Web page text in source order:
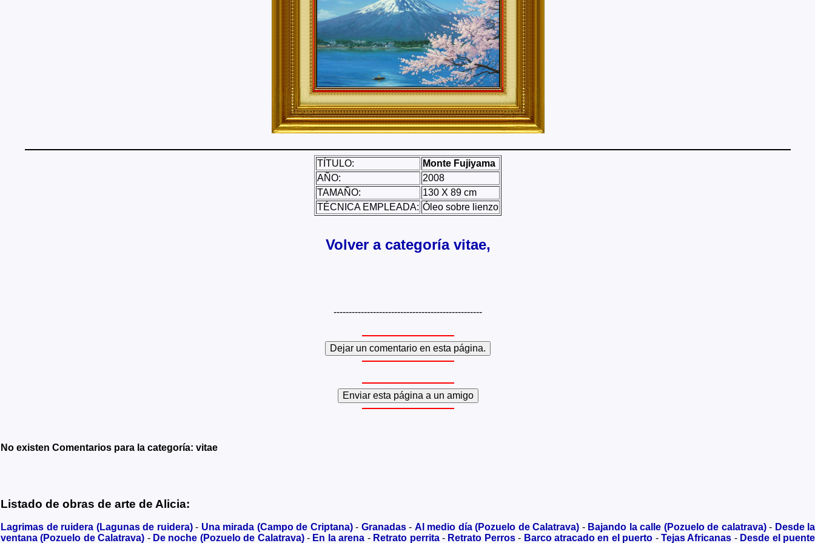
TÍTULO:
Monte Fujiyama
AÑO:
2008
TAMAÑO:
130 X 89 cm
TÉCNICA EMPLEADA: Óleo sobre lienzo
Volver a categoría vitae,
-------------------------------------------------
No existen Comentarios para la categoría: vitae
Listado de obras de arte de Alicia:
Lagrimas de ruidera (Lagunas de ruidera)- Una mirada (Campo de Criptana)- Granadas- Al medio día (Pozuelo de Calatrava) - Bajando la calle (Pozuelo de calatrava)- Desde la
ventana (Pozuelo de Calatrava) - De noche (Pozuelo de Calatrava)- En la arena - Retrato perrita- Retrato Perros- Barco atracado en el puerto - Tejas Africanas - Desde el puente